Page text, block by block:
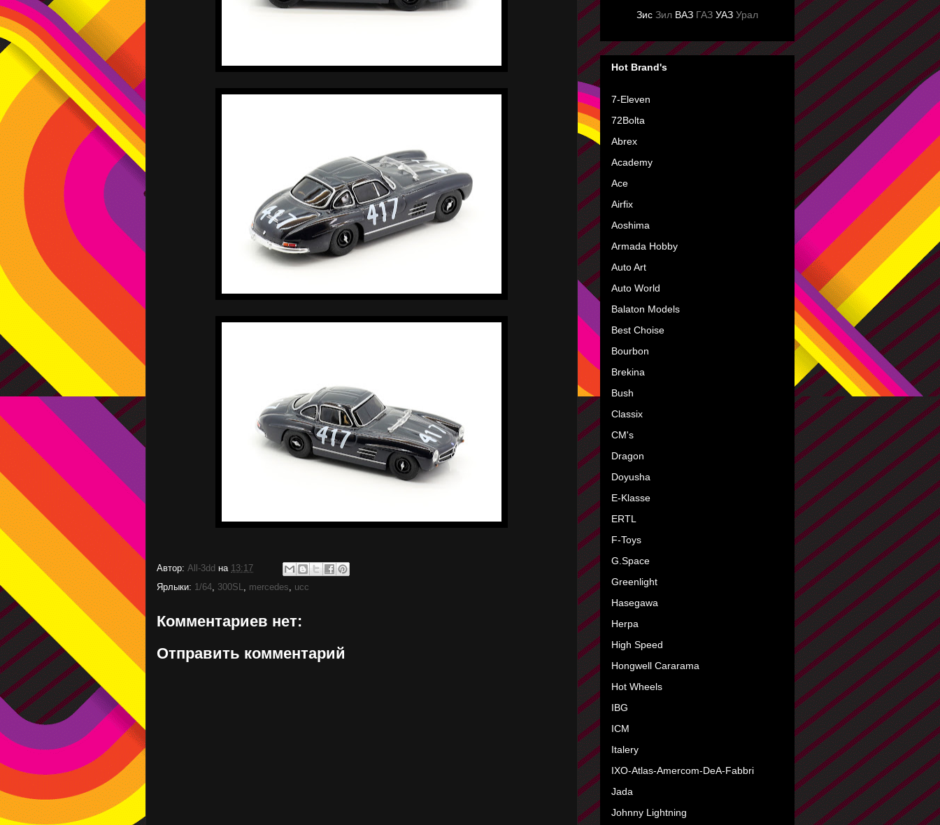
Автор: All-3dd на 13:17
Ярлыки: 1/64, 300SL, mercedes, ucc
Комментариев нет:
Отправить комментарий
Зис Зил ВАЗ ГАЗ УАЗ Урал
Hot Brand's
7-Eleven
72Bolta
Abrex
Academy
Ace
Airfix
Aoshima
Armada Hobby
Auto Art
Auto World
Balaton Models
Best Choise
Bourbon
Brekina
Bush
Classix
CM's
Dragon
Doyusha
E-Klasse
ERTL
F-Toys
G.Space
Greenlight
Hasegawa
Herpa
High Speed
Hongwell Cararama
Hot Wheels
IBG
ICM
Italery
IXO-Atlas-Amercom-DeA-Fabbri
Jada
Johnny Lightning